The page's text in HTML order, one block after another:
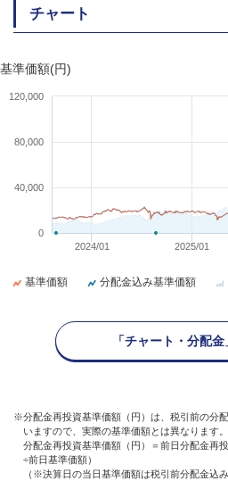
チャート
基準価額(円)
2024/01 2025/01
0
40,000
80,000
120,000
基準価額 分配金込み基準価額
「チャート・分配
※分配金再投資基準価額（円）は、税引前の分
いますので、実際の基準価額とは異なります。
分配金再投資基準価額（円）＝前日分配金再
÷前日基準価額）
（※決算日の当日基準価額は税引前分配金込み